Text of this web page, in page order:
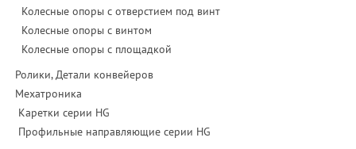
Колесные опоры с отверстием под винт
Колесные опоры с винтом
Колесные опоры с площадкой
Ролики, Детали конвейеров
Мехатроника
Каретки серии HG
Профильные направляющие серии HG